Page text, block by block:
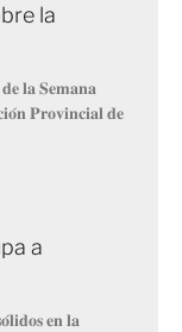
la
𝐝𝐞 𝐥𝐚 𝐒𝐞𝐦𝐚𝐧𝐚
𝐏𝐫𝐨𝐯𝐢𝐧𝐜𝐢𝐚𝐥 𝐝𝐞
a
𝐞𝐧 𝐥𝐚